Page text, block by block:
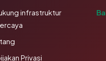
infrastruktur
Privasi